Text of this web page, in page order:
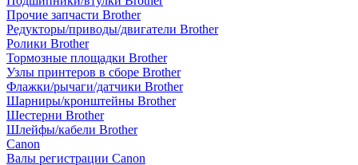
Прочие запчасти Brother
Редукторы/приводы/двигатели Brother
Ролики Brother
Тормозные площадки Brother
Узлы принтеров в сборе Brother
Флажки/рычаги/датчики Brother
Шарниры/кронштейны Brother
Шестерни Brother
Шлейфы/кабели Brother
Canon
Валы регистрации Canon